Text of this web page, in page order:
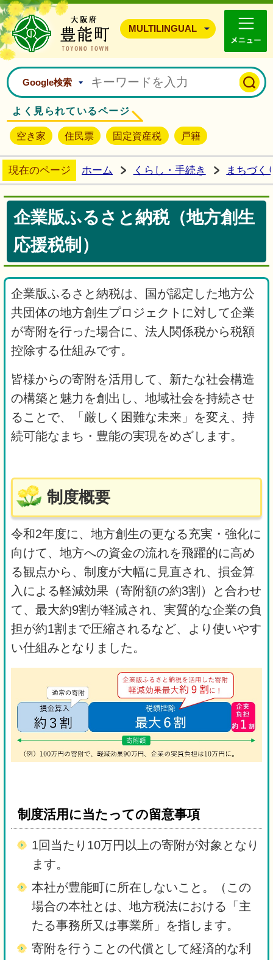
豊能町ホームページ
MULTILINGUAL
Google検索
よく見られているページ
空き家 住民票 固定資産税 戸籍
現在のページ ホーム くらし・手続き まちづく
企業版ふるさと納税（地方創生
応援税制）
企業版ふるさと納税は、国が認定した地方公
共団体の地方創生プロジェクトに対して企業
が寄附を行った場合に、法人関係税から税額
控除する仕組みです。
皆様からの寄附を活用して、新たな社会構造
の構築と魅力を創出し、地域社会を持続させ
ることで、「厳しく困難な未来」を変え、持
続可能なまち・豊能の実現をめざします。
制度概要
令和2年度に、地方創生の更なる充実・強化に
向けて、地方への資金の流れを飛躍的に高め
る観点から、制度が大幅に見直され、損金算
入による軽減効果（寄附額の約3割）と合わせ
て、最大約9割が軽減され、実質的な企業の負
担が約1割まで圧縮されるなど、より使いやす
い仕組みとなりました。
制度活用に当たっての留意事項
1回当たり10万円以上の寄附が対象となり
ます。
本社が豊能町に所在しないこと。（この
場合の本社とは、地方税法における「主
たる事務所又は事業所」を指します。
寄附を行うことの代償として経済的な利